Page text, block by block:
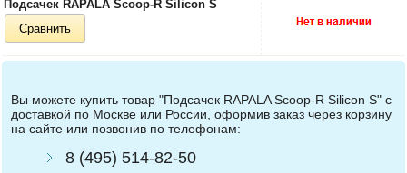
Подсачек RAPALA Scoop-R Silicon S
Сравнить
Вы можете купить товар "Подсачек RAPALA Scoop-R Silicon S" с
доставкой по Москве или России, оформив заказ через корзину
на сайте или позвонив по телефонам:
8 (495) 514-82-50